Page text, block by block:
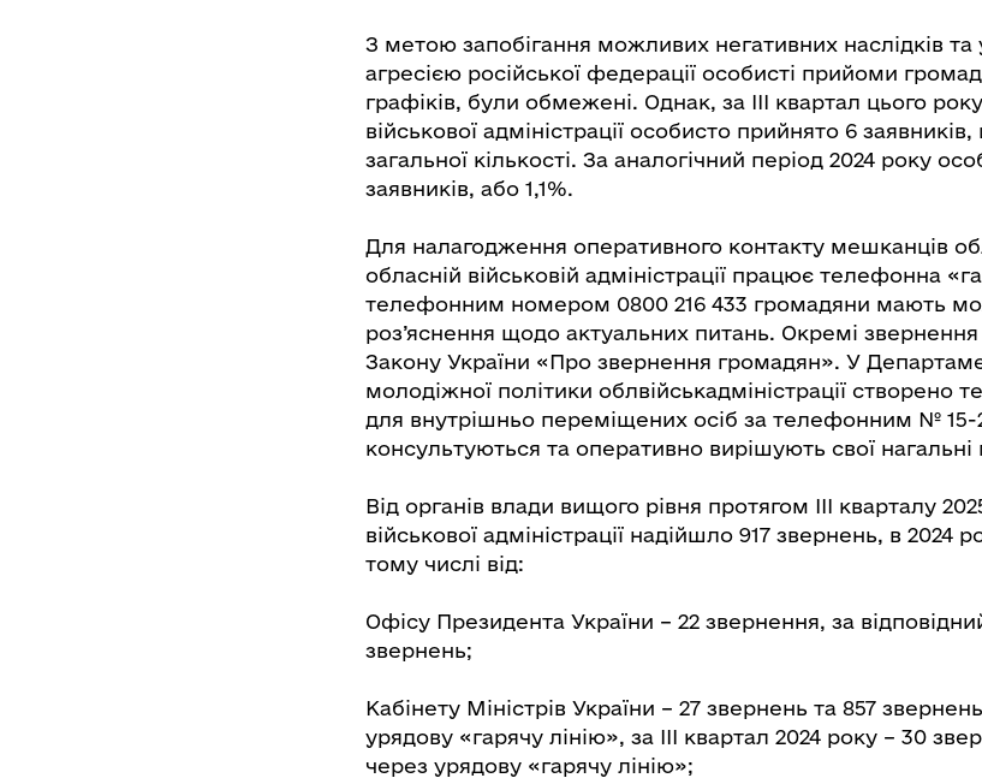
З метою запобігання можливих негативних наслідків та
агресією російської федерації особисті прийоми
графіків, були обмежені. Однак, за ІІІ квартал цього
військової адміністрації особисто прийнято 6
загальної кількості. За аналогічний період 2024 року
заявників, або 1,1%.
Для налагодження оперативного контакту мешканців
обласній військовій адміністрації працює телефонна
телефонним номером 0800 216 433 громадяни мають
роз’яснення щодо актуальних питань. Окремі
Закону України «Про звернення громадян». У
молодіжної політики облвійськадміністрації створено
для внутрішньо переміщених осіб за телефонним № 15-
консультуються та оперативно вирішують свої нагальні
Від органів влади вищого рівня протягом ІІІ кварталу
військової адміністрації надійшло 917 звернень, в 2024
тому числі від:
Офісу Президента України – 22 звернення, за
звернень;
Кабінету Міністрів України – 27 звернень та 857
урядову «гарячу лінію», за ІІІ квартал 2024 року – 30
через урядову «гарячу лінію»;